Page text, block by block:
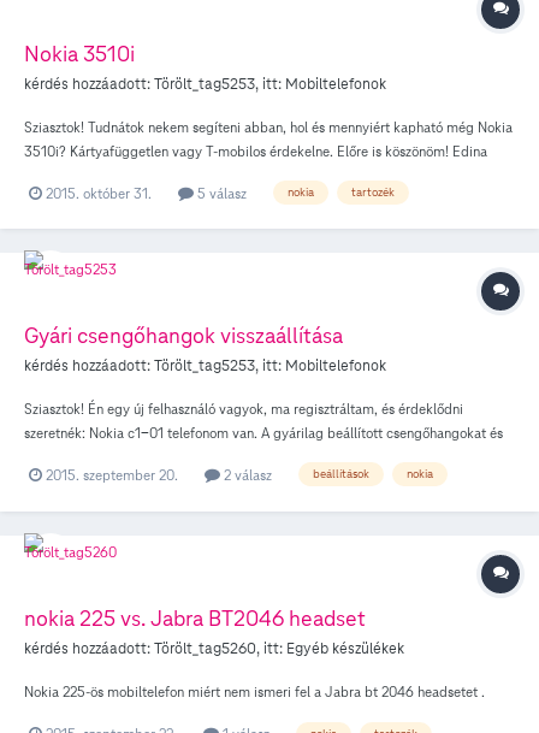
Nokia 3510i
kérdés hozzáadott:Törölt_tag5253, itt: Mobiltelefonok
Sziasztok! Tudnátok nekem segíteni abban, hol és mennyiért kapható még Nokia
3510i? Kártyafüggetlen vagy T-mobilos érdekelne. Előre is köszönöm! Edina
2015. október 31. 5 válasz nokia tartozék
Gyári csengőhangok visszaállítása
kérdés hozzáadott:Törölt_tag5253, itt: Mobiltelefonok
Sziasztok! Én egy új felhasználó vagyok, ma regisztráltam, és érdeklődni
szeretnék: Nokia c1-01 telefonom van. A gyárilag beállított csengőhangokat és
e ez és ha igen, hogyan? Válaszotokat előre is köszönöm: Katedi79
2015. szeptember 20. 2 válasz beállítások nokia
nokia 225 vs. Jabra BT2046 headset
kérdés hozzáadott:Törölt_tag5260, itt: Egyéb készülékek
Nokia 225-ös mobiltelefon miért nem ismeri fel a Jabra bt 2046 headsetet .